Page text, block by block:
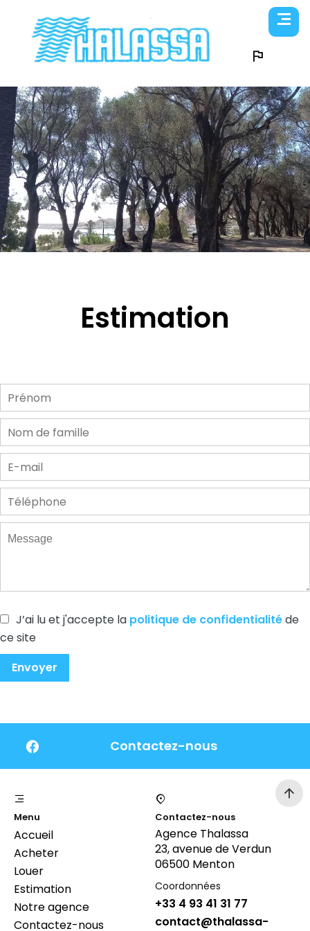
Estimation
J’ai lu et j'accepte la politique de confidentialitéde
ce site
Envoyer
Contactez-nous
Menu
Accueil
Acheter
Louer
Estimation
Notre agence
Contactez-nous
Contactez-nous
Agence Thalassa
23, avenue de Verdun
06500 Menton
Coordonnées
+33 4 93 41 31 77
contact@thalassa-